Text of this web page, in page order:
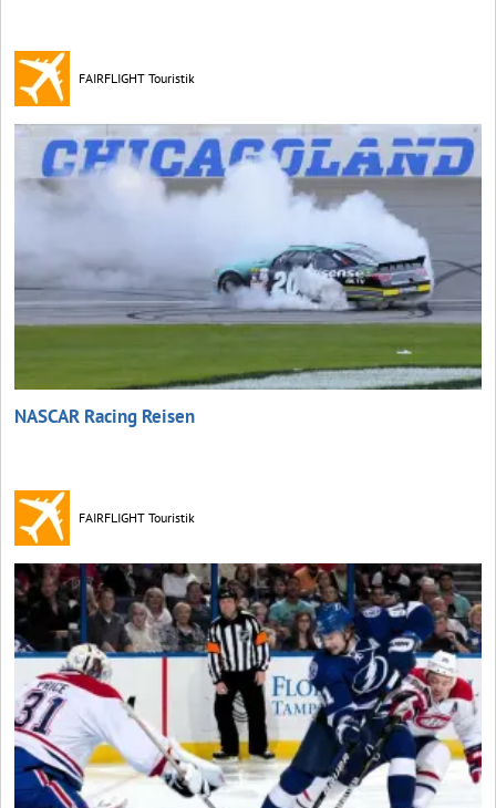
FAIRFLIGHT Touristik
NASCAR Racing Reisen
FAIRFLIGHT Touristik